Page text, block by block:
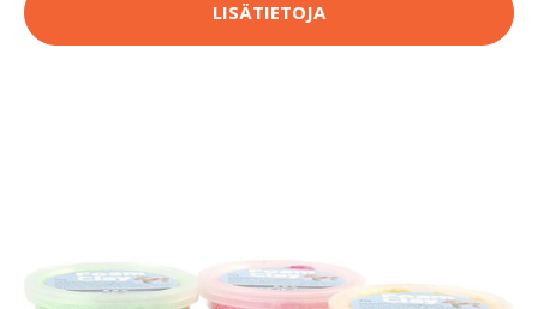
LISÄTIETOJA